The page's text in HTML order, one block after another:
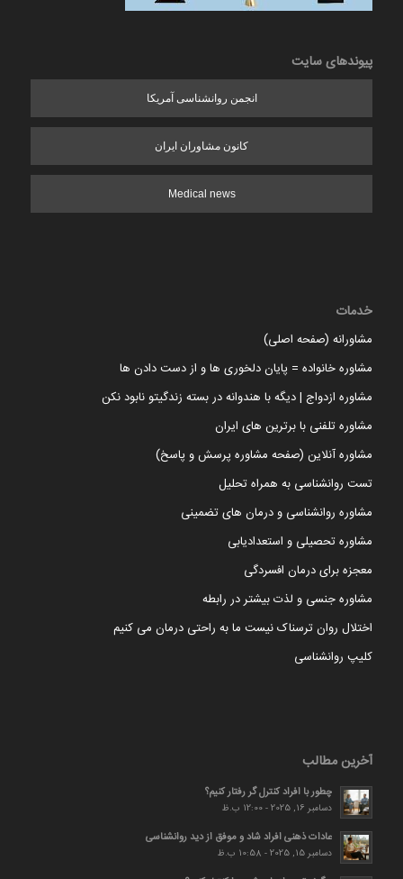
پیوندهای سایت
انجمن روانشناسی آمریکا
کانون مشاوران ایران
Medical news
خدمات
مشاورانه (صفحه اصلی)
مشاوره خانواده = پایان دلخوری ها و از دست دادن ها
مشاوره ازدواج | دیگه با هندوانه در بسته زندگیتو نابود نکن
مشاوره تلفنی با برترین های ایران
مشاوره آنلاین (صفحه مشاوره پرسش و پاسخ)
تست روانشناسی به همراه تحلیل
مشاوره روانشناسی و درمان های تضمینی
مشاوره تحصیلی و استعدادیابی
معجزه برای درمان افسردگی
مشاوره جنسی و لذت بیشتر در رابطه
اختلال روان ترسناک نیست ما به راحتی درمان می کنیم
کلیپ روانشناسی
آخرین مطالب
چطور با افراد کنترل گر رفتار کنیم؟
دسامبر 16, 2025 - 12:00 ب.ظ
عادات ذهنی افراد شاد و موفق از دید روانشناسی
دسامبر 15, 2025 - 10:58 ب.ظ